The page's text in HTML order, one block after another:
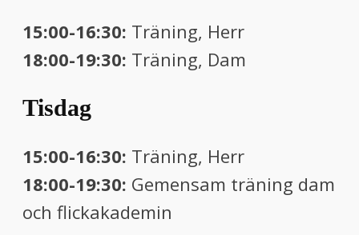
15:00-16:30: Träning, Herr
18:00-19:30: Träning, Dam
Tisdag
15:00-16:30: Träning, Herr
18:00-19:30: Gemensam träning dam
och flickakademin